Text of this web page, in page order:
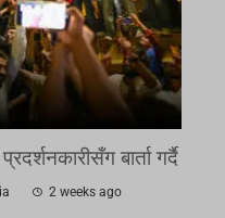
बार्ता गर्दै
2 weeks ago